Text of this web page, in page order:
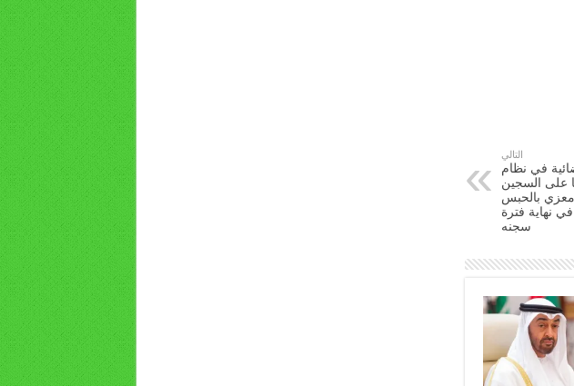
التالي
في نظام
على السجين
بالحبس
نهاية فترة
سجنه